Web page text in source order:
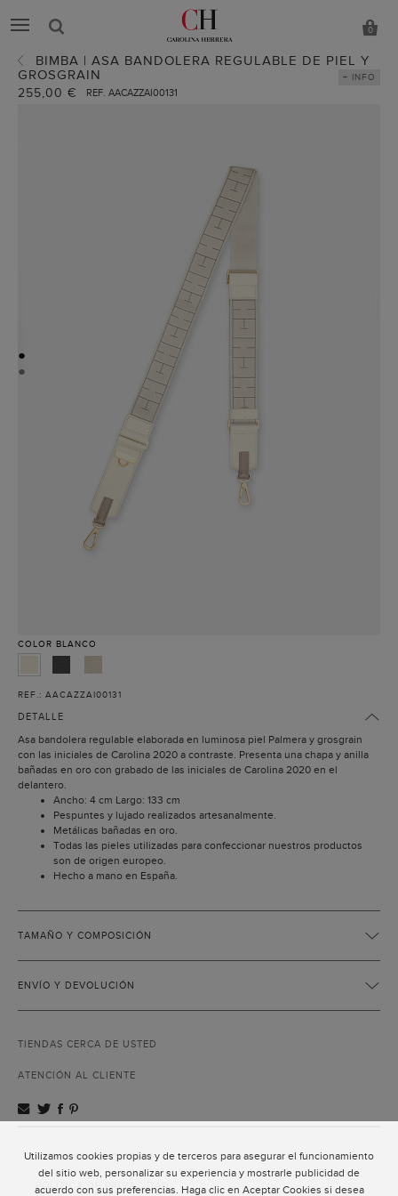
Utilizamos cookies propias y de terceros para asegurar el funcionamiento
del sitio web, personalizar su experiencia y mostrarle publicidad de
acuerdo con sus preferencias. Haga clic en Aceptar Cookies si desea
0
BIMBA | ASA BANDOLERA REGULABLE DE PIEL Y
GROSGRAIN
255,00 € REF. AACAZZAI00131
+ INFO
●
●
COLOR BLANCO
REF.: AACAZZAI00131
DETALLE
Asa bandolera regulable elaborada en luminosa piel Palmera y grosgrain
con las iniciales de Carolina 2020 a contraste. Presenta una chapa y anilla
bañadas en oro con grabado de las iniciales de Carolina 2020 en el
delantero.
Ancho: 4 cm Largo: 133 cm
Pespuntes y lujado realizados artesanalmente.
Metálicas bañadas en oro.
Todas las pieles utilizadas para confeccionar nuestros productos
son de origen europeo.
Hecho a mano en España.
TAMAÑO Y COMPOSICIÓN
ENVÍO Y DEVOLUCIÓN
TIENDAS CERCA DE USTED
ATENCIÓN AL CLIENTE
ATENCIÓN AL CLIENTE
POLÍTICA DE PRIVACIDAD